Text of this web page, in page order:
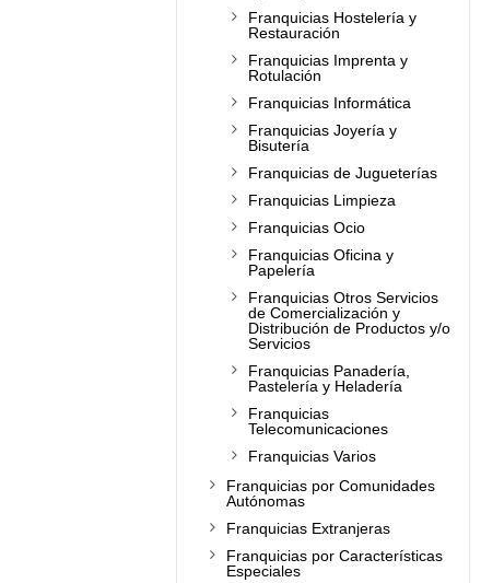
Franquicias Hostelería y
Restauración
Franquicias Imprenta y
Rotulación
Franquicias Informática
Franquicias Joyería y
Bisutería
Franquicias de Jugueterías
Franquicias Limpieza
Franquicias Ocio
Franquicias Oficina y
Papelería
Franquicias Otros Servicios
de Comercialización y
Distribución de Productos y/o
Servicios
Franquicias Panadería,
Pastelería y Heladería
Franquicias
Telecomunicaciones
Franquicias Varios
Franquicias por Comunidades
Autónomas
Franquicias Extranjeras
Franquicias por Características
Especiales